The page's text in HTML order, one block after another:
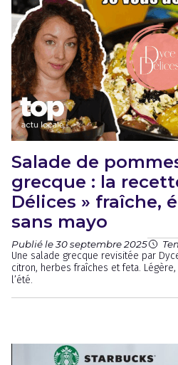
Salade de
grecque : la
Délices » fraîche,
sans mayo
Publié le 30 septembre 2025
Une salade grecque revisitée par
citron, herbes fraîches et feta.
l’été.